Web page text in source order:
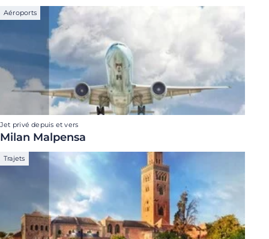
Aéroports
Jet privé depuis et vers
Milan Malpensa
Trajets